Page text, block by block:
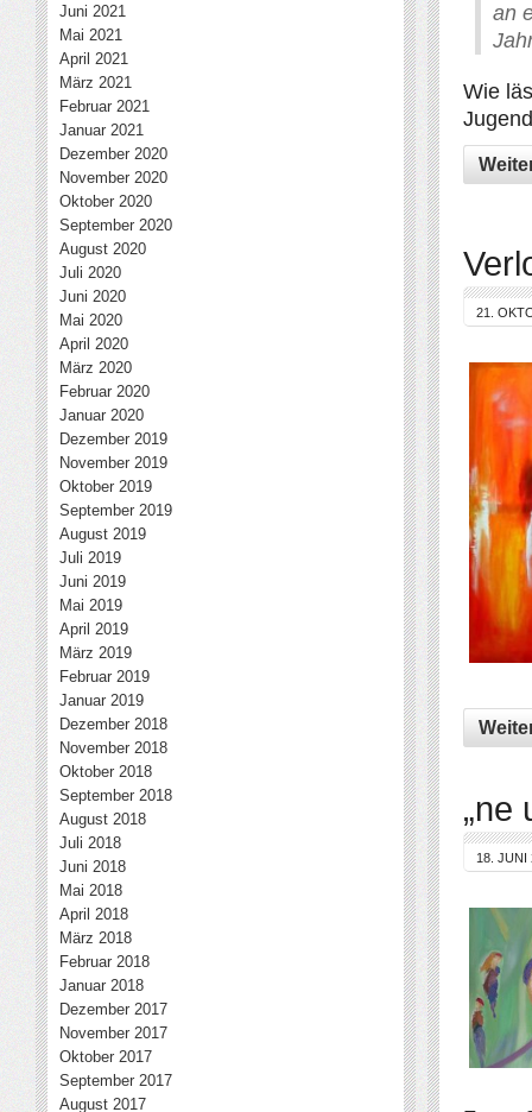
an
Wie
21.
„ne
18. JUNI
Juni 2021
Mai 2021
April 2021
März 2021
Februar 2021
Januar 2021
Dezember 2020
November 2020
Oktober 2020
September 2020
August 2020
Juli 2020
Juni 2020
Mai 2020
April 2020
März 2020
Februar 2020
Januar 2020
Dezember 2019
November 2019
Oktober 2019
September 2019
August 2019
Juli 2019
Juni 2019
Mai 2019
April 2019
März 2019
Februar 2019
Januar 2019
Dezember 2018
November 2018
Oktober 2018
September 2018
August 2018
Juli 2018
Juni 2018
Mai 2018
April 2018
März 2018
Februar 2018
Januar 2018
Dezember 2017
November 2017
Oktober 2017
September 2017
August 2017